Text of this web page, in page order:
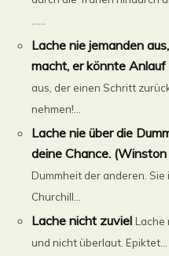
Lache nie jemanden
macht, er könnte Anlauf
aus, der einen Schritt
nehmen!...
Lache nie über die
deine Chance. (Winston
Dummheit der anderen.
Churchill...
Lache nicht zuviel Lache
und nicht überlaut. Epiktet...